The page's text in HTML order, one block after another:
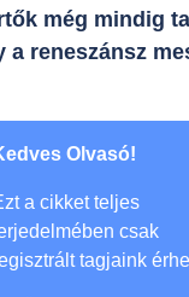
még mindig
a reneszánsz
Olvasó!
a cikket teljes
csak
tagjaink